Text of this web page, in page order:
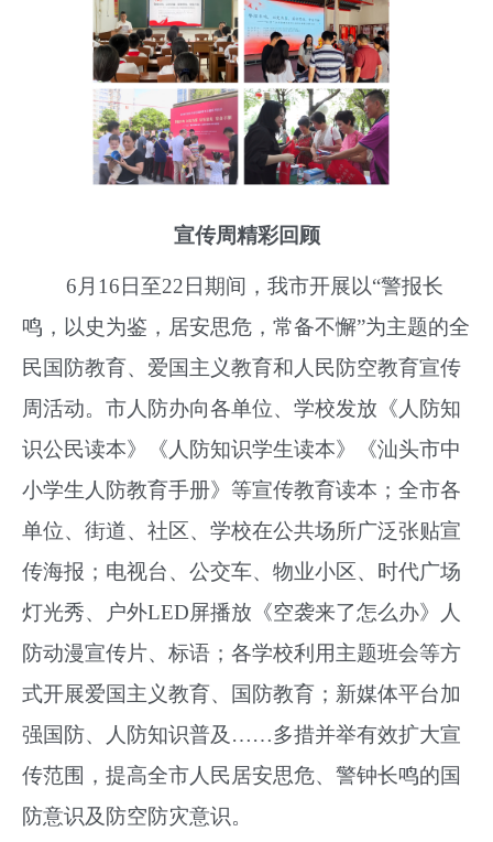
宣传周精彩回顾
6月16日至22日期间，我市开展以“警报长
鸣，以史为鉴，居安思危，常备不懈”为主题的全
民国防教育、爱国主义教育和人民防空教育宣传
周活动。市人防办向各单位、学校发放《人防知
识公民读本》《人防知识学生读本》《汕头市中
小学生人防教育手册》等宣传教育读本；全市各
单位、街道、社区、学校在公共场所广泛张贴宣
传海报； 电视台、公交车、 物业小区、时代广场
灯光秀、户外LED屏播放《空袭来了怎么办》人
防动漫宣传片、标语；各学校利用主题班会等方
式开展爱国主义教育、国防教育；新媒体平台加
强国防、人防知识普及 ……多措并举有效扩大宣
传范围，提高全市人民居安思危、警钟长鸣的国
防意识及防空防灾意识。